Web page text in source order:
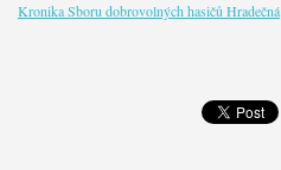
Kronika Sboru dobrovolných hasičů Hradečná